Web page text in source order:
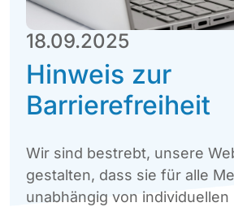
18.09.2025
Hinweis zur
Barrierefreiheit
Wir sind bestrebt, unsere
gestalten, dass sie für alle
unabhängig von individuellen